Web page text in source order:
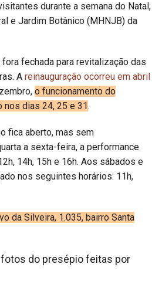
durante a semana do Natal,
e Jardim Botânico (MHNJB) da
fechada para revitalização das
A reinauguração ocorreu em abril
o funcionamento do
dias 24, 25 e 31.
fica aberto, mas sem
a sexta-feira, a performance
14h, 15h e 16h. Aos sábados e
nos seguintes horários: 11h,
da Silveira, 1.035, bairro Santa
fotos do presépio feitas por